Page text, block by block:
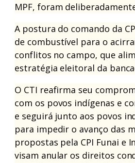
MPF, foram
A postura do comando da
de combustível para o
conflitos no campo, que
estratégia eleitoral da
O CTI reafirma seu
com os povos indígenas e
e seguirá junto aos povos
para impedir o avanço das
propostas pela CPI Funai e
visam anular os direitos